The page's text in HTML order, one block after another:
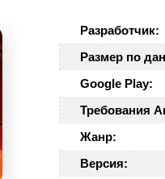
Разработчик:
Размер по
Google Play:
Требования
Жанр:
Версия: